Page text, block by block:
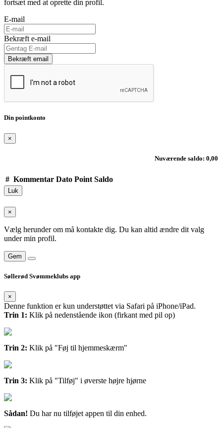
fortsæt med at oprette din profil.
E-mail
Bekræft e-mail
Bekræft email
Din pointkonto
×
Nuværende saldo: 0,00
# Kommentar Dato Point Saldo
Luk
×
Vælg herunder om må kontakte dig. Du kan altid ændre dit valg
under min profil.
Gem
Søllerød Svømmeklubs app
×
Denne funktion er kun understøttet via Safari på iPhone/iPad.
Trin 1: Klik på nedenstående ikon (firkant med pil op)
Trin 2: Klik på "Føj til hjemmeskærm"
Trin 3: Klik på "Tilføj" i øverste højre hjørne
Sådan! Du har nu tilføjet appen til din enhed.